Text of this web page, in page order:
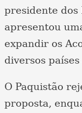
presidente dos
apresentou
expandir os
diversos
O Paquistão
proposta,